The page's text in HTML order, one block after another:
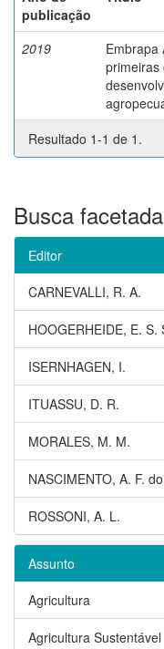
publicação
2019
Embrapa
primeiras
Resultado 1-1 de 1.
Busca facetada
Editor
CARNEVALLI, R. A.
HOOGERHEIDE, E. S.
ISERNHAGEN, I.
ITUASSU, D. R.
MORALES, M. M.
NASCIMENTO, A. F. do
ROSSONI, A. L.
Assunto
Agricultura
Agricultura Sustentável